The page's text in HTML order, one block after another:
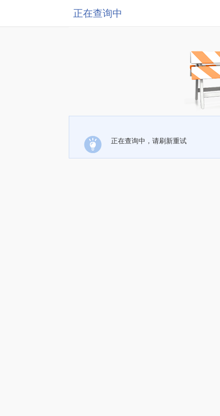
正在查询中
正在查询中，请刷新重试